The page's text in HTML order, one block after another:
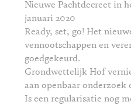
Nieuwe Pachtdecreet in
januari 2020
Ready, set, go! Het
vennootschappen en
goedgekeurd.
Grondwettelijk Hof
aan openbaar onderzoek
Is een regularisatie nog